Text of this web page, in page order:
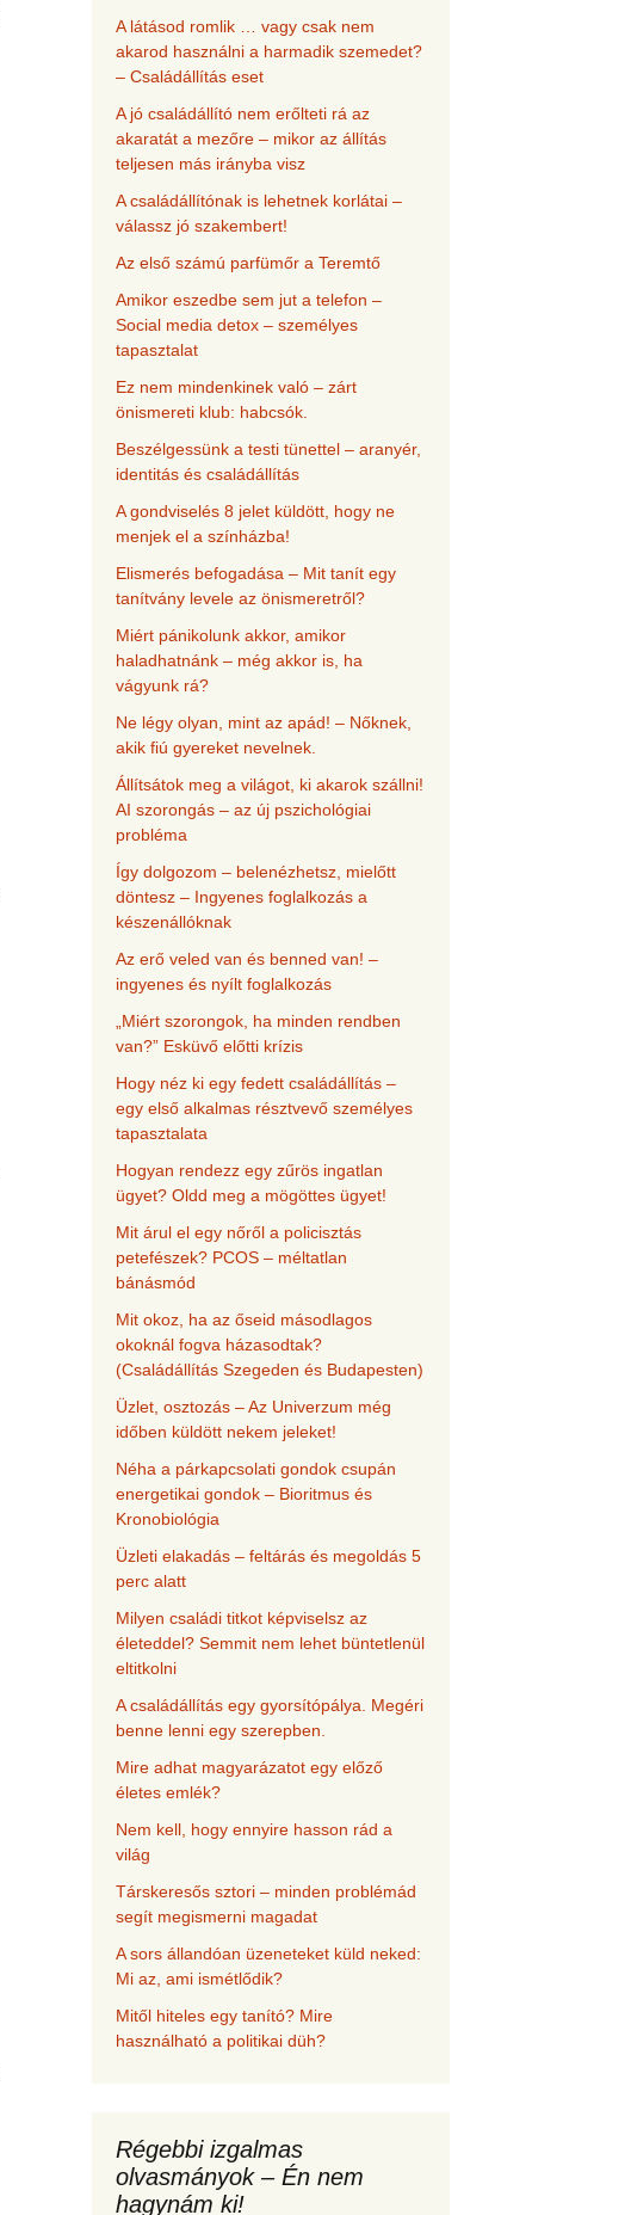
A látásod romlik … vagy csak nem
akarod használni a harmadik szemedet?
– Családállítás eset
A jó családállító nem erőlteti rá az
akaratát a mezőre – mikor az állítás
teljesen más irányba visz
A családállítónak is lehetnek korlátai –
válassz jó szakembert!
Az első számú parfümőr a Teremtő
Amikor eszedbe sem jut a telefon –
Social media detox – személyes
tapasztalat
Ez nem mindenkinek való – zárt
önismereti klub: habcsók.
Beszélgessünk a testi tünettel – aranyér,
identitás és családállítás
A gondviselés 8 jelet küldött, hogy ne
menjek el a színházba!
Elismerés befogadása – Mit tanít egy
tanítvány levele az önismeretről?
Miért pánikolunk akkor, amikor
haladhatnánk – még akkor is, ha
vágyunk rá?
Ne légy olyan, mint az apád! – Nőknek,
akik fiú gyereket nevelnek.
Állítsátok meg a világot, ki akarok szállni!
AI szorongás – az új pszichológiai
probléma
Így dolgozom – belenézhetsz, mielőtt
döntesz – Ingyenes foglalkozás a
készenállóknak
Az erő veled van és benned van! –
ingyenes és nyílt foglalkozás
„Miért szorongok, ha minden rendben
van?” Esküvő előtti krízis
Hogy néz ki egy fedett családállítás –
egy első alkalmas résztvevő személyes
tapasztalata
Hogyan rendezz egy zűrös ingatlan
ügyet? Oldd meg a mögöttes ügyet!
Mit árul el egy nőről a policisztás
petefészek? PCOS – méltatlan
bánásmód
Mit okoz, ha az őseid másodlagos
okoknál fogva házasodtak?
(Családállítás Szegeden és Budapesten)
Üzlet, osztozás – Az Univerzum még
időben küldött nekem jeleket!
Néha a párkapcsolati gondok csupán
energetikai gondok – Bioritmus és
Kronobiológia
Üzleti elakadás – feltárás és megoldás 5
perc alatt
Milyen családi titkot képviselsz az
életeddel? Semmit nem lehet büntetlenül
eltitkolni
A családállítás egy gyorsítópálya. Megéri
benne lenni egy szerepben.
Mire adhat magyarázatot egy előző
életes emlék?
Nem kell, hogy ennyire hasson rád a
világ
Társkeresős sztori – minden problémád
segít megismerni magadat
A sors állandóan üzeneteket küld neked:
Mi az, ami ismétlődik?
Mitől hiteles egy tanító? Mire
használható a politikai düh?
Régebbi izgalmas
olvasmányok – Én nem
hagynám ki!